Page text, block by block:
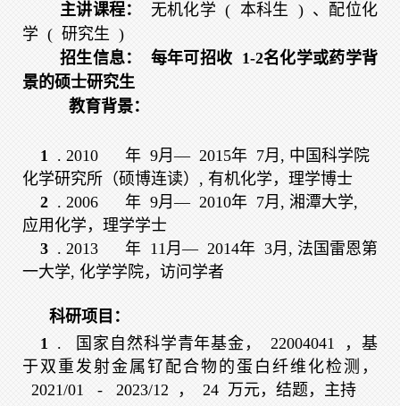
主讲课程：
无机化学 ( 本科生 ) 、配位化
学 ( 研究生 )
招生信息：
每年可招收 1-2名化学或药学背
景的硕士研究生
教育背景：
1 . 2010 年 9月— 2015年 7月, 中国科学院
化学研究所（硕博连读）, 有机化学，理学博士
2 . 2006 年 9月— 2010年 7月, 湘潭大学,
应用化学，理学学士
3 . 2013 年 11月— 2014年 3月, 法国雷恩第
一大学, 化学学院，访问学者
科研项目：
1 . 国家自然科学青年基金， 22004041
，基
于双重发射金属钌配合物的蛋白纤维化检测，
2021/01
- 2023/12 ， 24 万元，结题，主持